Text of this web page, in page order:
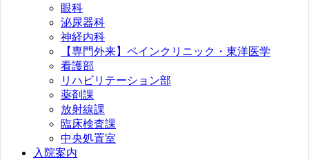
眼科
泌尿器科
神経内科
【専門外来】ペインクリニック・東洋医学
看護部
リハビリテーション部
薬剤課
放射線課
臨床検査課
中央処置室
入院案内